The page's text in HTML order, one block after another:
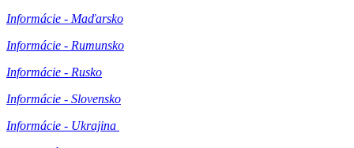
Informácie - Maďarsko
Informácie - Rumunsko
Informácie - Rusko
Informácie - Slovensko
Informácie - Ukrajina